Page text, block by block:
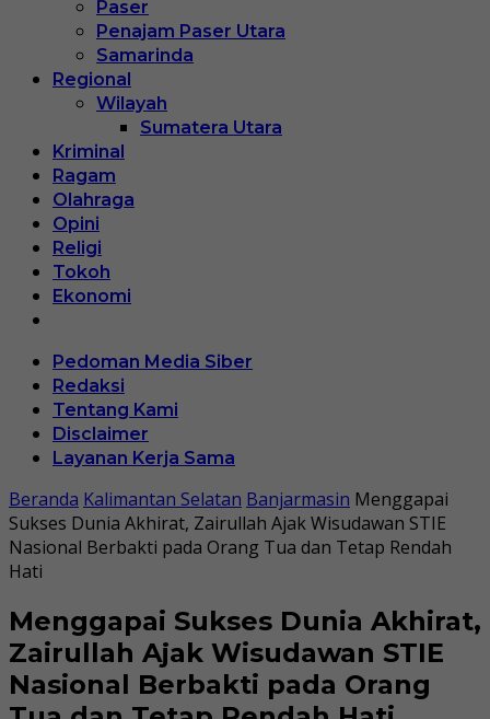
Paser
Penajam Paser Utara
Samarinda
Regional
Wilayah
Sumatera Utara
Kriminal
Ragam
Olahraga
Opini
Religi
Tokoh
Ekonomi
Pedoman Media Siber
Redaksi
Tentang Kami
Disclaimer
Layanan Kerja Sama
Beranda Kalimantan Selatan Banjarmasin Menggapai
Sukses Dunia Akhirat, Zairullah Ajak Wisudawan STIE
Nasional Berbakti pada Orang Tua dan Tetap Rendah
Hati
Menggapai Sukses Dunia Akhirat,
Zairullah Ajak Wisudawan STIE
Nasional Berbakti pada Orang